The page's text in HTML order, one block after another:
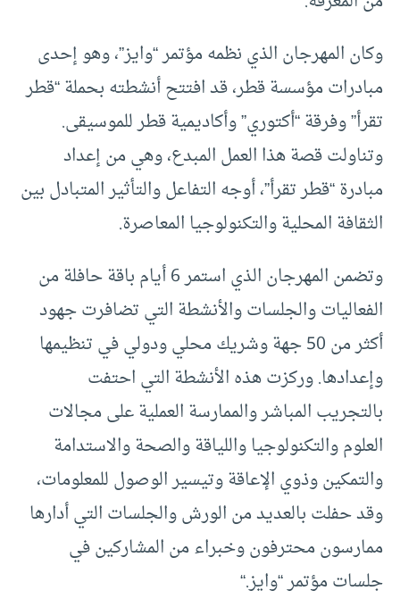
وكان المهرجان الذي نظمه مؤتمر “وايز”، وهو إحدى
مبادرات مؤسسة قطر، قد افتتح أنشطته بحملة “قطر
تقرأ” وفرقة “أكتوري” وأكاديمية قطر للموسيقى.
وتناولت قصة هذا العمل المبدع، وهي من إعداد
مبادرة “قطر تقرأ”، أوجه التفاعل والتأثير المتبادل بين
الثقافة المحلية والتكنولوجيا المعاصرة.
و
تضمن المهرجان الذي استمر 6 أيام باقة حافلة من
الفعاليات والجلسات والأنشطة التي تضافرت جهود
أكثر من 50 جهة وشريك محلي ودولي في تنظيمها
وإعدادها. وركزت هذه الأنشطة التي احتفت
بالتجريب المباشر والممارسة العملية على مجالات
العلوم والتكنولوجيا واللياقة والصحة والاستدامة
والتمكين وذوي الإعاقة وتيسير الوصول للمعلومات،
وقد حفلت بالعديد من الورش والجلسات التي أدارها
ممارسون محترفون وخبراء من المشاركين في
جلسات مؤتمر “وايز“.